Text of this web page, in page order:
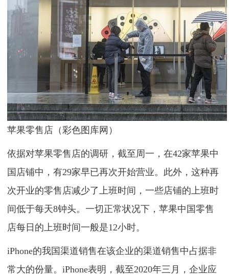
苹果零售店（彩色图库网）
依据对苹果零售店的调研，截至周一，在42家苹果中
国店铺中，有29家早已再次开始营业。此外，这种再
次开业的零售店减少了上班时间，一些店铺的上班时
间低于每天8钟头。一切正常状况下，苹果中国零售
店每日的上班时间一般是12小时。
iPhone的我国渠道销售在该企业的渠道销售中占据非
常大的份量。iPhone表明，截至2020年三月，企业应